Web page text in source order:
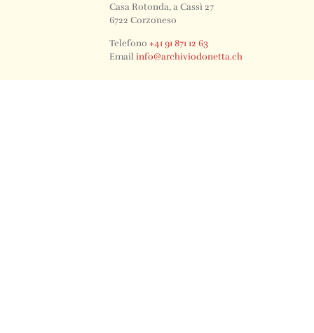
Casa Rotonda, a Cassì 27
6722 Corzoneso
Telefono+41 91 871 12 63
Emailinfo@archiviodonetta.ch